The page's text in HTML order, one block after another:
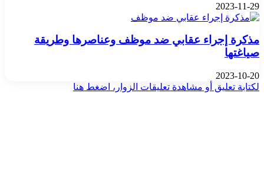
2023-11-29
مذكرة إجراء عقابي ضد موظف وعناصرها وطريقة
صياغتها
2023-10-20
لكتابة تعليق أو مشاهدة تعليقات الزوار، اضغط هنا